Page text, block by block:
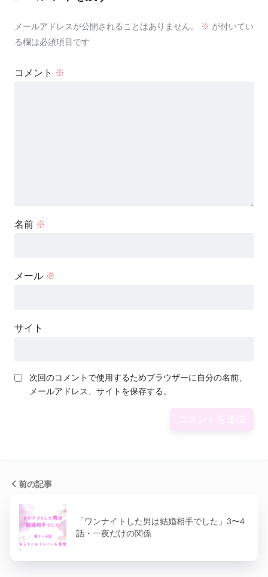
メールアドレスが公開されることはありません。 ※ が付いてい
る欄は必須項目です
コメント ※
名前 ※
メール ※
サイト
次回のコメントで使用するためブラウザーに自分の名前、
メールアドレス、サイトを保存する。
前の記事
「ワンナイトした男は結婚相手でした」3〜4
話・一夜だけの関係